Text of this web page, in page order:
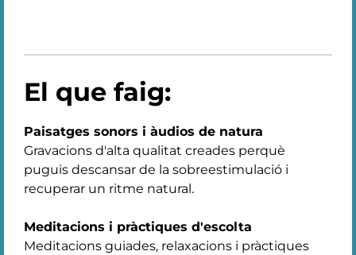
El que faig:
Paisatges sonors i àudios de natura
Gravacions d'alta qualitat creades perquè
puguis descansar de la sobreestimulació i
recuperar un ritme natural.
Meditacions i pràctiques d'escolta
Meditacions guiades, relaxacions i pràctiques